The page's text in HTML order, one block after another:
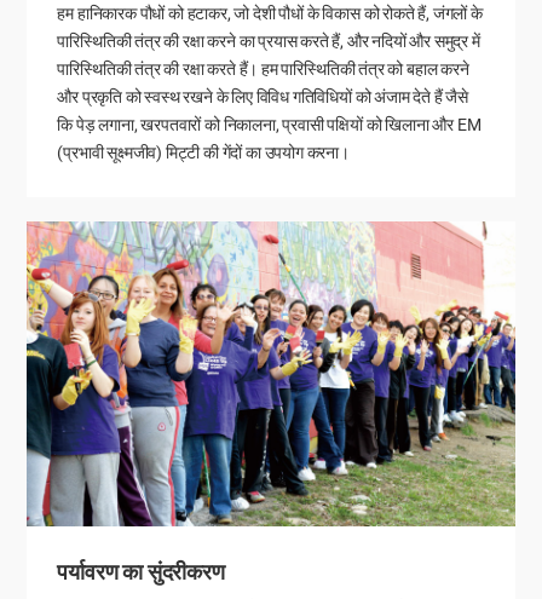
हम हानिकारक पौधों को हटाकर, जो देशी पौधों के विकास को रोकते हैं, जंगलों के
पारिस्थितिकी तंत्र की रक्षा करने का प्रयास करते हैं, और नदियों और समुद्र में
पारिस्थितिकी तंत्र की रक्षा करते हैं। हम पारिस्थितिकी तंत्र को बहाल करने
और प्रकृति को स्वस्थ रखने के लिए विविध गतिविधियों को अंजाम देते हैं जैसे
कि पेड़ लगाना, खरपतवारों को निकालना, प्रवासी पक्षियों को खिलाना और EM
(प्रभावी सूक्ष्मजीव) मिट्टी की गेंदों का उपयोग करना।
पर्यावरण का सुंदरीकरण